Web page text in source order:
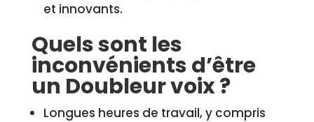
et innovants.
Quels sont les
inconvénients d’être
un Doubleur voix ?
Longues heures de travail, y compris